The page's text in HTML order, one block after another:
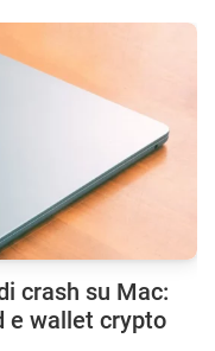
crash su Mac:
e wallet crypto